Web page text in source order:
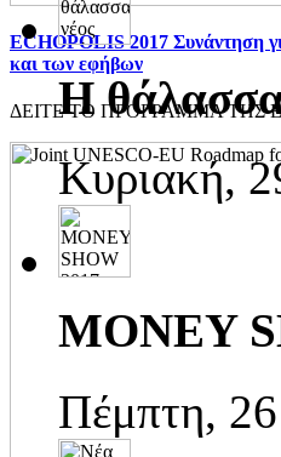
ECHOPOLIS 2017 Συνάντηση
και των εφήβων
ΔEITE ΤΟ ΠΡΟΓΡΑΜΜΑ ΤΗΣ
H
Κυριακή,
MONEY
Πέμπτη,